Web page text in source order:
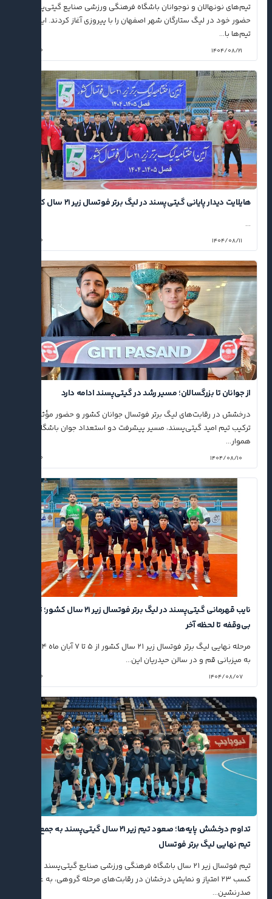
تیم‌های نونهالان و نوجوانان باشگاه فرهنگی ورزشی صنایع گیتی‌پسند،
حضور خود در لیگ ستارگان شهر اصفهان را با پیروزی آغاز کردند. این
تیم‌ها با...
۱۴۰۴/۰۸/۲۱ ۰
هایلایت دیدار پایانی گیتی‌پسند در لیگ برتر فوتسال زیر ۲۱ سال کشور
...
۱۴۰۴/۰۸/۱۱ ۰
از جوانان تا بزرگسالان؛ مسیر رشد در گیتی‌پسند ادامه دارد
درخشش در رقابت‌های لیگ برتر فوتسال جوانان کشور و حضور مؤثر در
ترکیب تیم امید گیتی‌پسند، مسیر پیشرفت دو استعداد جوان باشگاه را
هموار...
۱۴۰۴/۰۸/۱۰ ۰
نایب قهرمانی گیتی‌پسند در لیگ برتر فوتسال زیر ۲۱ سال کشور؛ تلاش
بی‌وقفه تا لحظه آخر
مرحله نهایی لیگ برتر فوتسال زیر ۲۱ سال کشور از ۵ تا ۷ آبان ماه ۱۴۰۴
به میزبانی قم و در سالن حیدریان این...
۱۴۰۴/۰۸/۰۷ ۰
تداوم درخشش پایه‌ها؛ صعود تیم زیر ۲۱ سال گیتی‌پسند به جمع چهار
تیم نهایی لیگ برتر فوتسال
تیم فوتسال زیر ۲۱ سال باشگاه فرهنگی ورزشی صنایع گیتی‌پسند با
کسب ۲۳ امتیاز و نمایش درخشان در رقابت‌های مرحله گروهی، به عنوان
صدرنشین...